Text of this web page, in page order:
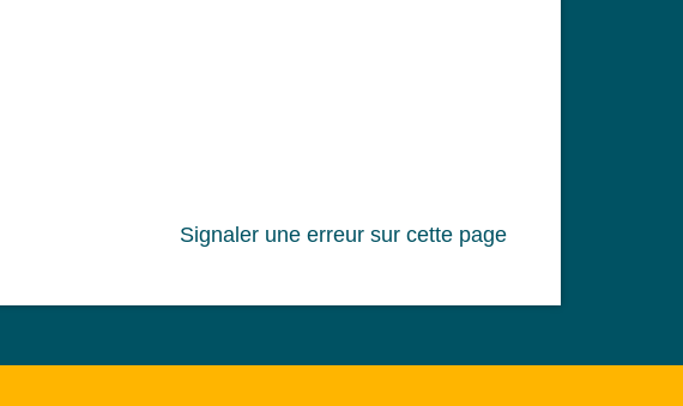
Signaler une erreur sur cette page